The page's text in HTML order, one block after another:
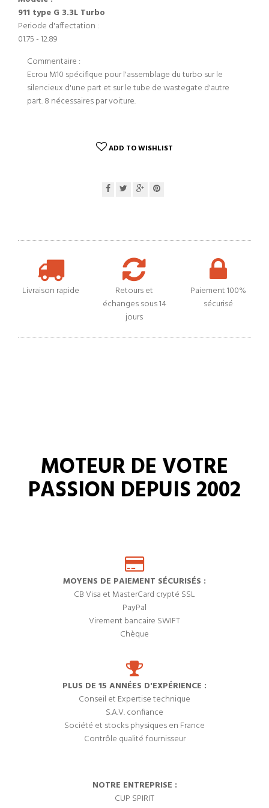
911 type G 3.3L Turbo
Periode d'affectation :
01.75 - 12.89
Commentaire :
Ecrou M10 spécifique pour l'assemblage du turbo sur le
silencieux d'une part et sur le tube de wastegate d'autre
part. 8 nécessaires par voiture.
ADD TO WISHLIST
Livraison rapide
Retours et
échanges sous 14
jours
Paiement 100%
sécurisé
MOTEUR DE VOTRE
PASSION DEPUIS 2002
MOYENS DE PAIEMENT SÉCURISÉS :
CB Visa et MasterCard crypté SSL
PayPal
Virement bancaire SWIFT
Chèque
PLUS DE 15 ANNÉES D'EXPÉRIENCE :
Conseil et Expertise technique
S.A.V. confiance
Société et stocks physiques en France
Contrôle qualité fournisseur
NOTRE ENTREPRISE :
CUP SPIRIT